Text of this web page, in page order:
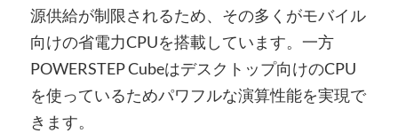
源供給が制限されるため、その多くがモバイル
向けの省電力CPUを搭載しています。一方
POWERSTEP Cubeはデスクトップ向けのCPU
を使っているためパワフルな演算性能を実現で
きます。